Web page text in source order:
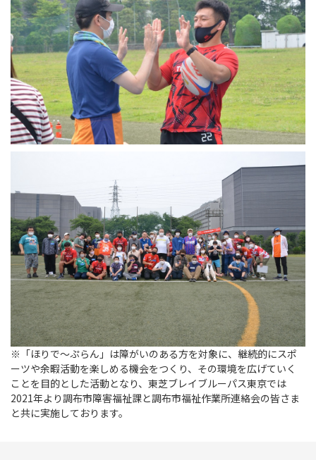
※「ほりで～ぷらん」は障がいのある方を対象に、継続的にスポ
ーツや余暇活動を楽しめる機会をつくり、その環境を広げていく
ことを目的とした活動となり、東芝ブレイブルーパス東京では
2021年より調布市障害福祉課と調布市福祉作業所連絡会の皆さま
と共に実施しております。